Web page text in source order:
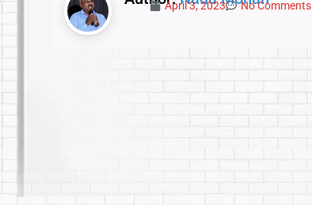
April 3, 2023 No Comments